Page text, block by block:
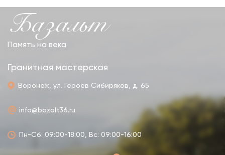
Базальт
Память на века
Гранитная мастерская
Воронеж, ул. Героев Сибиряков, д. 65
info@bazalt36.ru
Пн-Сб: 09:00-18:00, Вс: 09:00-16:00